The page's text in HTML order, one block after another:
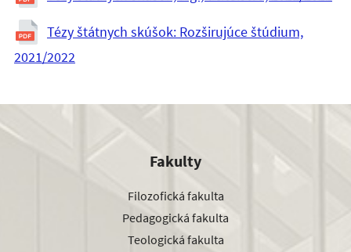
Tézy štátnych skúšok: Rozširujúce štúdium,
2021/2022
Fakulty
Filozofická fakulta
Pedagogická fakulta
Teologická fakulta